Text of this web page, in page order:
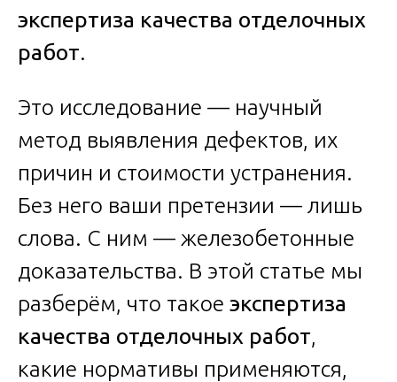
экспертиза качества отделочных
работ.
Это исследование — научный
метод выявления дефектов, их
причин и стоимости устранения.
Без него ваши претензии — лишь
слова. С ним — железобетонные
доказательства. В этой статье мы
разберём, что такое экспертиза
качества отделочных работ,
какие нормативы применяются,